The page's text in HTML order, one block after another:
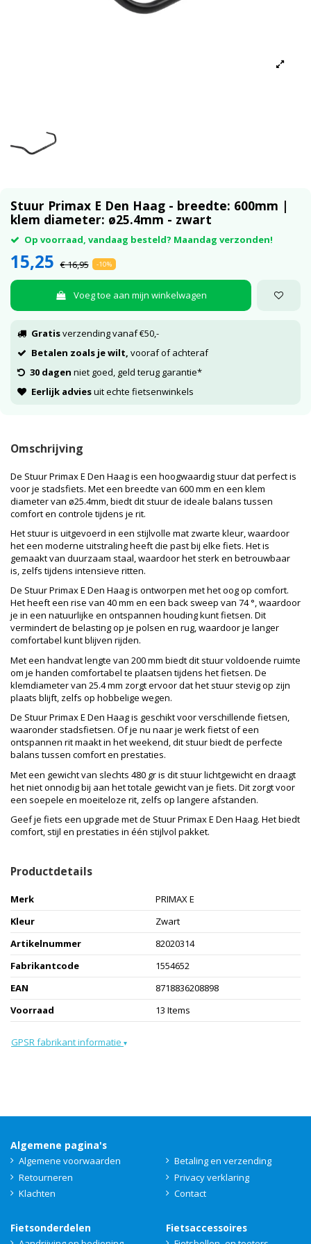
Stuur Primax E Den Haag - breedte: 600mm |
klem diameter: ø25.4mm - zwart
Op voorraad, vandaag besteld? Maandag verzonden!
15,25 € 16,95 -10%
Voeg toe aan mijn winkelwagen
Gratisverzending vanaf €50,-
Betalen zoals je wilt, vooraf of achteraf
30 dagen niet goed, geld terug garantie*
Eerlijk adviesuit echte fietsenwinkels
Omschrijving
De Stuur Primax E Den Haag is een hoogwaardig stuur dat perfect is
voor je stadsfiets. Met een breedte van 600 mm en een klem
diameter van ø25.4mm, biedt dit stuur de ideale balans tussen
comfort en controle tijdens je rit.
Het stuur is uitgevoerd in een stijlvolle mat zwarte kleur, waardoor
het een moderne uitstraling heeft die past bij elke fiets. Het is
gemaakt van duurzaam staal, waardoor het sterk en betrouwbaar
is, zelfs tijdens intensieve ritten.
De Stuur Primax E Den Haag is ontworpen met het oog op comfort.
Het heeft een rise van 40 mm en een back sweep van 74 °, waardoor
je in een natuurlijke en ontspannen houding kunt fietsen. Dit
vermindert de belasting op je polsen en rug, waardoor je langer
comfortabel kunt blijven rijden.
Met een handvat lengte van 200 mm biedt dit stuur voldoende ruimte
om je handen comfortabel te plaatsen tijdens het fietsen. De
klemdiameter van 25.4 mm zorgt ervoor dat het stuur stevig op zijn
plaats blijft, zelfs op hobbelige wegen.
De Stuur Primax E Den Haag is geschikt voor verschillende fietsen,
waaronder stadsfietsen. Of je nu naar je werk fietst of een
ontspannen rit maakt in het weekend, dit stuur biedt de perfecte
balans tussen comfort en prestaties.
Met een gewicht van slechts 480 gr is dit stuur lichtgewicht en draagt
het niet onnodig bij aan het totale gewicht van je fiets. Dit zorgt voor
een soepele en moeiteloze rit, zelfs op langere afstanden.
Geef je fiets een upgrade met de Stuur Primax E Den Haag. Het biedt
comfort, stijl en prestaties in één stijlvol pakket.
Productdetails
Merk
PRIMAX E
Kleur
Zwart
Artikelnummer
82020314
Fabrikantcode
1554652
EAN
8718836208898
Voorraad
13 Items
GPSR fabrikant informatie ▾
Algemene pagina's
Algemene voorwaarden
Betaling en verzending
Retourneren
Privacy verklaring
Klachten
Contact
Fietsonderdelen Fietsaccessoires